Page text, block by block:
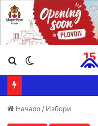
Търсене ...
Начало / Избори